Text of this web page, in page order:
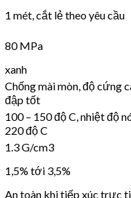
1 mét, cắt lẻ theo yêu cầu
80 MPa
xanh
Chống mài mòn, độ cứng
đập tốt
100 – 150 độ C, nhiệt độ
220 độ C
1.3 G/cm3
1,5% tới 3,5%
An toàn khi tiếp xúc trực